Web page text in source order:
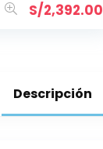
S/2,392.00
Descripción